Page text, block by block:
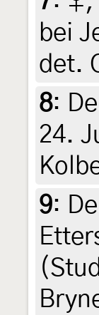
bei
det.
8:
24.
9: